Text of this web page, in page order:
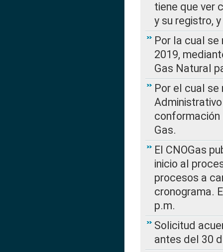
tiene que ver
y su registro,
Por la cual
2019,
Gas Natural
Por el cual
conformación
Gas.
El CNOGas
inicio al
procesos a
cronograma.
p.m.
Solicitud
antes del 30